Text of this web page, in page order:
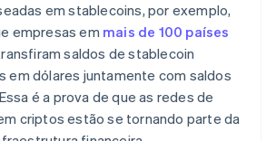
em stablecoins, por exemplo,
empresas em mais de 100 países
saldos de stablecoin
em dólares juntamente com saldos
é a prova de que as redes de
criptos estão se tornando parte da